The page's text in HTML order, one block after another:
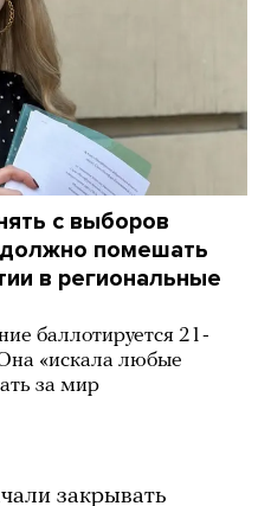
с выборов
должно помешать
в региональные
баллотируется 21-
«искала любые
за мир
закрывать